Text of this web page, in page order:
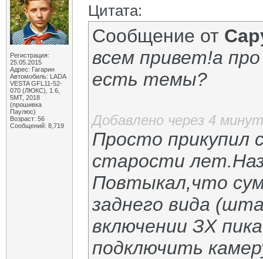
Регистрация:
25.05.2015
Адрес: Гагарин
Автомобиль: LADA
VESTA GFL11-52-
070 (ЛЮКС), 1.6,
5МТ, 2018
(прошивка
Паулюс)
Возраст: 56
Сообщений: 8,719
Цитата:
Сообщение от
всем привет!а
есть темы?
Добавлено через 4
Просто
старости
Повтыкал,что
заднего вида
включении ЗХ
подключить